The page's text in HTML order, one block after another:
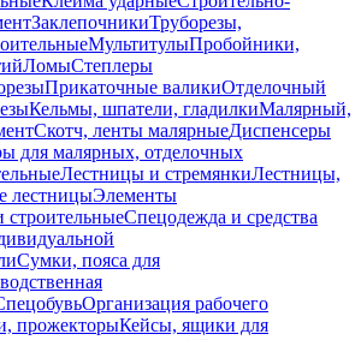
ЗаклепочникиТруборезы,
МультитулыПробойники,
ЛомыСтеплеры
Прикаточные валикиОтделочный
Кельмы, шпатели, гладилкиМалярный,
Скотч, ленты малярныеДиспенсеры
для малярных, отделочных
Лестницы и стремянкиЛестницы,
лестницыЭлементы
Спецодежда и средства
Сумки, пояса для
Организация рабочего
прожекторыКейсы, ящики для